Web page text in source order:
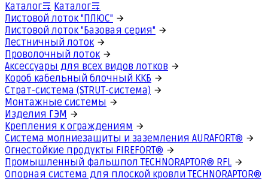
Каталог
Каталог
Листовой лоток "ПЛЮС"
Листовой лоток "Базовая серия"
Лестничный лоток
Проволочный лоток
Аксессуары для всех видов лотков
Короб кабельный блочный ККБ
Страт-система (STRUT-система)
Монтажные системы
Изделия ГЭМ
Крепления к ограждениям
Система молниезащиты и заземления AURAFORT®
Огнестойкие продукты FIREFORT®
Промышленный фальшпол TECHNORAPTOR® RFL
Опорная система для плоской кровли TECHNORAPTOR®